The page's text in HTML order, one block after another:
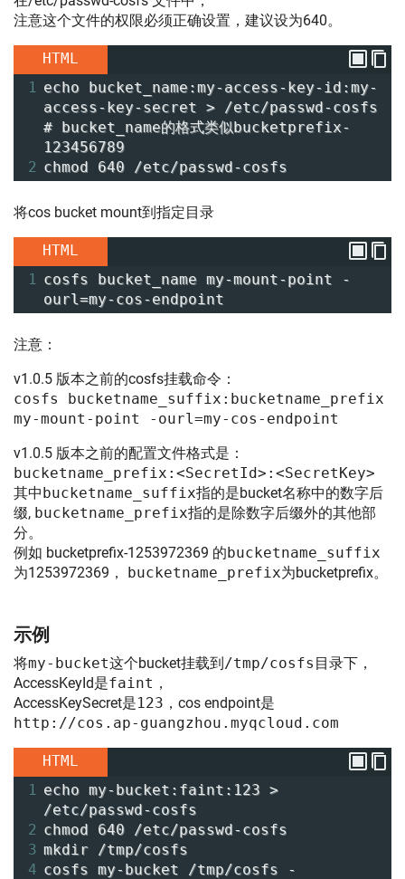
注意这个文件的权限必须正确设置，建议设为640。
HTML
1 echo bucket_name:my-access-key-id:my-
access-key-secret > /etc/passwd-cosfs
# bucket_name的格式类似bucketprefix-
123456789
2 chmod 640 /etc/passwd-cosfs
将cos bucket mount到指定目录
HTML
1 cosfs bucket_name my-mount-point -
ourl=my-cos-endpoint
注意：
v1.0.5 版本之前的cosfs挂载命令：
cosfs bucketname_suffix:bucketname_prefix
my-mount-point -ourl=my-cos-endpoint
v1.0.5 版本之前的配置文件格式是：
bucketname_prefix:<SecretId>:<SecretKey>
其中bucketname_suffix指的是bucket名称中的数字后
缀, bucketname_prefix指的是除数字后缀外的其他部
分。
例如 bucketprefix-1253972369 的bucketname_suffix
为1253972369， bucketname_prefix为bucketprefix。
示例
将my-bucket这个bucket挂载到/tmp/cosfs 目录下，
AccessKeyId是faint ，
AccessKeySecret是123 ，cos endpoint是
http://cos.ap-guangzhou.myqcloud.com
HTML
1 echo my-bucket:faint:123 >
/etc/passwd-cosfs
2 chmod 640 /etc/passwd-cosfs
3 mkdir /tmp/cosfs
4 cosfs my-bucket /tmp/cosfs -